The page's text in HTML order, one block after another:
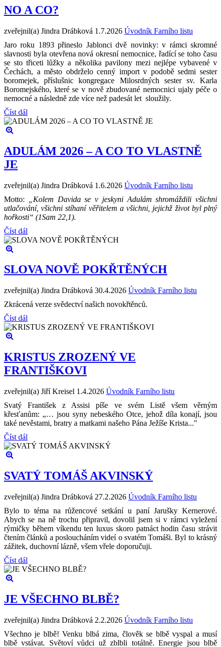
NO A CO?
zveřejnil(a) Jindra Drábková 1.7.2026 Úvodník Farního listu
Jaro roku 1893 přineslo Jablonci dvě novinky: v rámci skromné
slavnosti byla otevřena nová okresní nemocnice, řadící se toho času
se sto třiceti lůžky a několika pavilony mezi nejlépe vybavené v
Čechách, a město obdrželo cenný import v podobě sedmi sester
boromejek, příslušnic kongregace Milosrdných sester sv. Karla
Boromejského, které se v nově zbudované nemocnici ujaly péče o
nemocné a následně zde více než padesát let sloužily.
Číst dál
ADULÁM 2026 – A CO TO VLASTNĚ
JE
zveřejnil(a) Jindra Drábková 1.6.2026 Úvodník Farního listu
Motto:
„Kolem Davida se v jeskyni Adulám shromáždili všichni
utlačování, všichni stíhaní věřitelem a všichni, jejichž život byl plný
hořkosti“ (1Sam 22,1).
Číst dál
SLOVA NOVĚ POKŘTĚNÝCH
zveřejnil(a) Jindra Drábková 30.4.2026 Úvodník Farního listu
Zkrácená verze svědectví našich novokřtěnců.
Číst dál
KRISTUS ZROZENÝ VE
FRANTIŠKOVI
zveřejnil(a) Jiří Kreisel 1.4.2026 Úvodník Farního listu
Svatý František z Assisi píše ve svém Listě všem věrným
křesťanům: „… jsou syny nebeského Otce, jehož díla konají, jsou
také nevěstami, bratry a matkami našeho Pána Ježíše Krista..."
Číst dál
SVATÝ TOMÁŠ AKVINSKÝ
zveřejnil(a) Jindra Drábková 27.2.2026 Úvodník Farního listu
Bylo to téma na růžencové setkání u paní Jarušky Kernerové.
Abych se na ně trochu připravil, dovolil jsem si v rámci vyležení
rýmičky během víkendu ten luxus skoro patnáct hodin času strávit
čtením článků a posloucháním videí o svatém Tomáši. Byl to krásný
zážitek, duchovní lázně, všem vřele doporučuji.
Číst dál
JE VŠECHNO BLBĚ?
zveřejnil(a) Jindra Drábková 2.2.2026 Úvodník Farního listu
Všechno je blbě! Venku blbá zima, člověk se blbě vyspal a musí
blbě vstávat. Světoví vůdci už zblbli totálně. Energie jsou blbě